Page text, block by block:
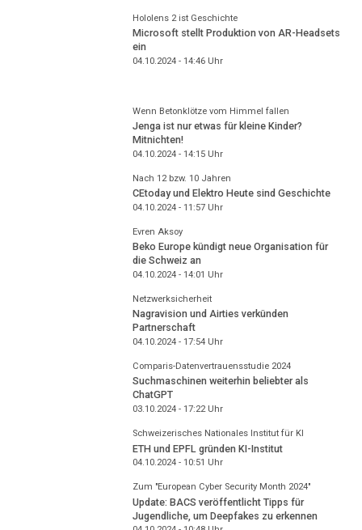
Hololens 2 ist Geschichte
Microsoft stellt Produktion von AR-Headsets
ein
04.10.2024 - 14:46Uhr
Wenn Betonklötze vom Himmel fallen
Jenga ist nur etwas für kleine Kinder?
Mitnichten!
04.10.2024 - 14:15Uhr
Nach 12 bzw. 10 Jahren
CEtoday und Elektro Heute sind Geschichte
04.10.2024 - 11:57Uhr
Evren Aksoy
Beko Europe kündigt neue Organisation für
die Schweiz an
04.10.2024 - 14:01 Uhr
Netzwerksicherheit
Nagravision und Airties verkünden
Partnerschaft
04.10.2024 - 17:54Uhr
Comparis-Datenvertrauensstudie 2024
Suchmaschinen weiterhin beliebter als
ChatGPT
03.10.2024 - 17:22Uhr
Schweizerisches Nationales Institut für KI
ETH und EPFL gründen KI-Institut
04.10.2024 - 10:51 Uhr
Zum "European Cyber Security Month 2024"
Update: BACS veröffentlicht Tipps für
Jugendliche, um Deepfakes zu erkennen